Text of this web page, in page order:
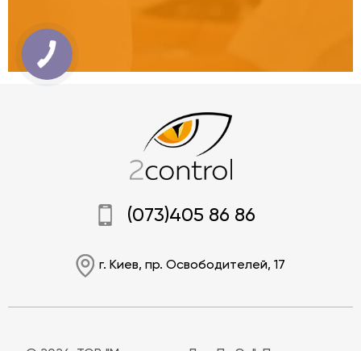
(073)405 86 86
г. Киев, пр. Освободителей, 17